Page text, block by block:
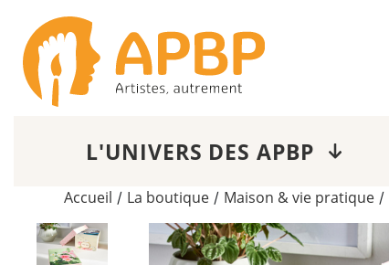
L'UNIVERS DES APBP
Accueil / La boutique / Maison & vie pratique /